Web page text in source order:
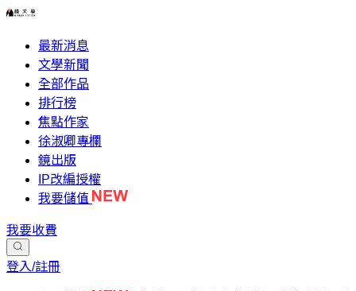
最新消息
文學新聞
全部作品
排行榜
焦點作家
徐淑卿專欄
鏡出版
IP改編授權
我要儲值
我要收費
登入/註冊